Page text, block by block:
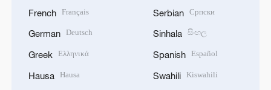
French Français
German Deutsch
Greek Ελληνικά
Hausa Hausa
Serbian Српски
Sinhala සිංහල
Spanish Español
Swahili Kiswahili